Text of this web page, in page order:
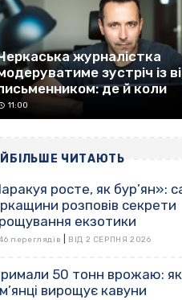
журналістка
зустріч із
де й коли
11:00
ЧИТАЮТЬ
росте, як бур’ян»:
розповів секрети
екзотики
переглядів ВІД 2 СЕРПНЯ 2026
50 тонн врожаю:
вирощує кавуни